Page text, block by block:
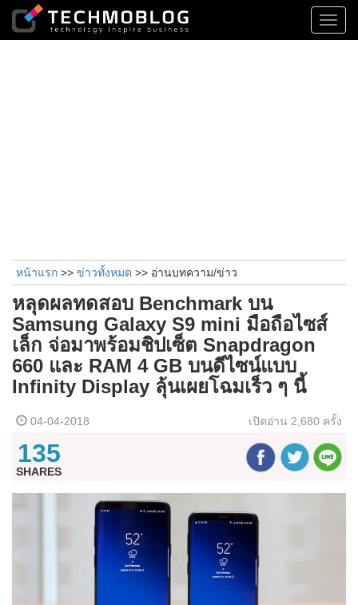
หน้าแรก >> ข่าวทั้งหมด >> อ่านบทความ/ข่าว
หลุดผลทดสอบ Benchmark บน
Samsung Galaxy S9 mini มือถือไซส์
เล็ก จ่อมาพร้อมชิปเซ็ต Snapdragon
660 และ RAM 4 GB บนดีไซน์แบบ
Infinity Display ลุ้นเผยโฉมเร็ว ๆ นี้
04-04-2018 เปิดอ่าน 2,680 ครั้ง
135
SHARES